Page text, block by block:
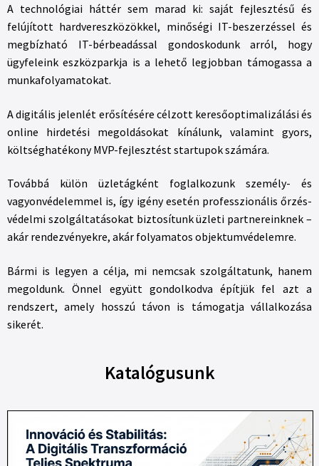
A technológiai háttér sem marad ki: saját fejlesztésű és
felújított hardvereszközökkel, minőségi IT-beszerzéssel és
megbízható IT-bérbeadással gondoskodunk arról, hogy
ügyfeleink eszközparkja is a lehető legjobban támogassa a
munkafolyamatokat.
A digitális jelenlét erősítésére célzott keresőoptimalizálási és
online hirdetési megoldásokat kínálunk, valamint gyors,
költséghatékony MVP-fejlesztést startupok számára.
Továbbá külön üzletágként foglalkozunk személy- és
vagyonvédelemmel is, így igény esetén professzionális őrzés-
védelmi szolgáltatásokat biztosítunk üzleti partnereinknek –
akár rendezvényekre, akár folyamatos objektumvédelemre.
Bármi is legyen a célja, mi nemcsak szolgáltatunk, hanem
megoldunk. Önnel együtt gondolkodva építjük fel azt a
rendszert, amely hosszú távon is támogatja vállalkozása
sikerét.
Katalógusunk